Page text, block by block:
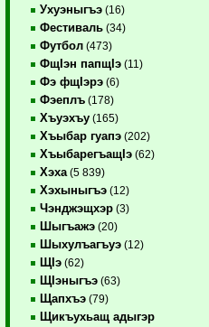
Ухуэныгъэ (16)
Фестиваль (34)
Футбол (473)
ФщIэн папщIэ (11)
Фэ фщIэрэ (6)
Фэеплъ (178)
Хъуэхъу (165)
Хъыбар гуапэ (202)
ХъыбарегъащIэ (62)
Хэха (5 839)
Хэхыныгъэ (12)
Чэнджэщхэр (3)
Шыгъажэ (20)
Шыхулъагъуэ (12)
ЩIэ (62)
ЩIэныгъэ (63)
Щапхъэ (79)
Щикъухьащ адыгэр